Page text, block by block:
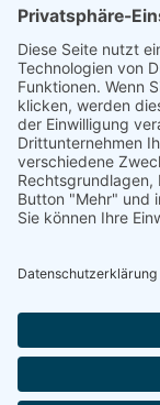
Mo - Fr:
Unsere
Unser
Projektierung
Aggregate